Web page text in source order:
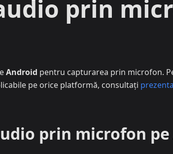
prin
Android pentru capturarea prin microfon.
pe orice platformă, consultați
prin microfon